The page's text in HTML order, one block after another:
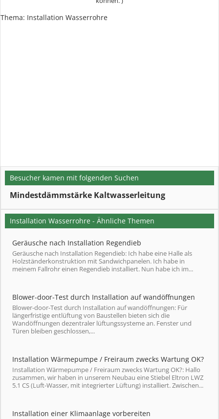
Thema: Installation Wasserrohre
Besucher kamen mit folgenden Suchen
Mindestdämmstärke Kaltwasserleitung
Installation Wasserrohre - Ähnliche Themen
Geräusche nach Installation Regendieb
Geräusche nach Installation Regendieb: Ich habe eine Halle als
Holzständerkonstruktion mit Sandwichpanelen. Ich habe in
meinem Fallrohr einen Regendieb installiert. Nun habe ich im...
Blower-door-Test durch Installation auf wandöffnungen
Blower-door-Test durch Installation auf wandöffnungen: Für
längerfristige entlüftung von Baustellen bieten sich die
Wandöffnungen dezentraler lüftungssysteme an. Fenster und
Türen bleiben geschlossen,...
Installation Wärmepumpe / Freiraum zwecks Wartung OK?
Installation Wärmepumpe / Freiraum zwecks Wartung OK?: Hallo
zusammen, wir haben in unserem Neubau eine Stiebel Eltron LWZ
5.1 CS (Luft-Wasser, mit integrierter Lüftung) installiert. Zwischen...
Installation einer Klimaanlage vorbereiten